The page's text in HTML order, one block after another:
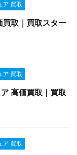
ア 買取
買取｜買取スター
ア 買取
高価買取｜買取
ア 買取